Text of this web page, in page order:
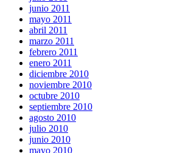
junio 2011
mayo 2011
abril 2011
marzo 2011
febrero 2011
enero 2011
diciembre 2010
noviembre 2010
octubre 2010
septiembre 2010
agosto 2010
julio 2010
junio 2010
mayo 2010